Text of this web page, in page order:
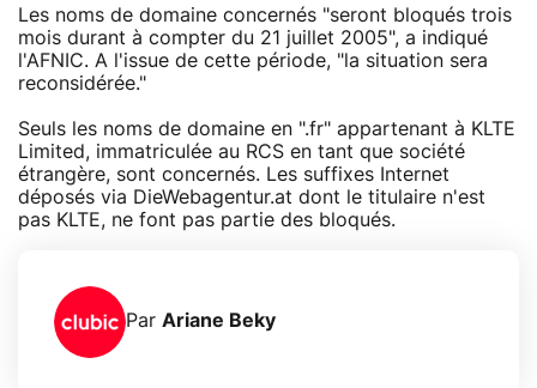
Les noms de domaine concernés "seront bloqués trois
mois durant à compter du 21 juillet 2005", a indiqué
l'AFNIC. A l'issue de cette période, "la situation sera
reconsidérée."
Seuls les noms de domaine en ".fr" appartenant à KLTE
Limited, immatriculée au RCS en tant que société
étrangère, sont concernés. Les suffixes Internet
déposés via DieWebagentur.at dont le titulaire n'est
pas KLTE, ne font pas partie des bloqués.
Par Ariane Beky